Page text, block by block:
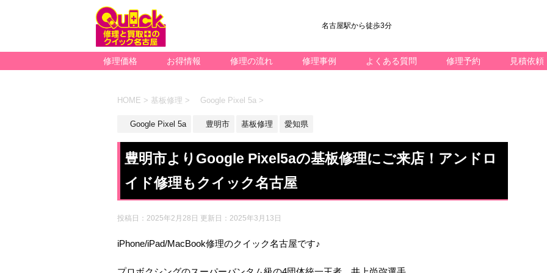
名古屋駅から徒歩3分
修理価格 お得情報 修理の流れ 修理事例 よくある質問 修理予約 見積依頼
HOME > 基板修理 > Google Pixel 5a >
Google Pixel 5a 豊明市 基板修理 愛知県
豊明市よりGoogle Pixel5aの基板修理にご来店！アンドロ
イド修理もクイック名古屋
投稿日：2025年2月28日 更新日： 2025年3月13日
iPhone/iPad/MacBook修理のクイック名古屋です♪